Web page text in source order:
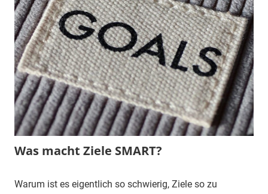
Was macht Ziele SMART?
Warum ist es eigentlich so schwierig, Ziele so zu